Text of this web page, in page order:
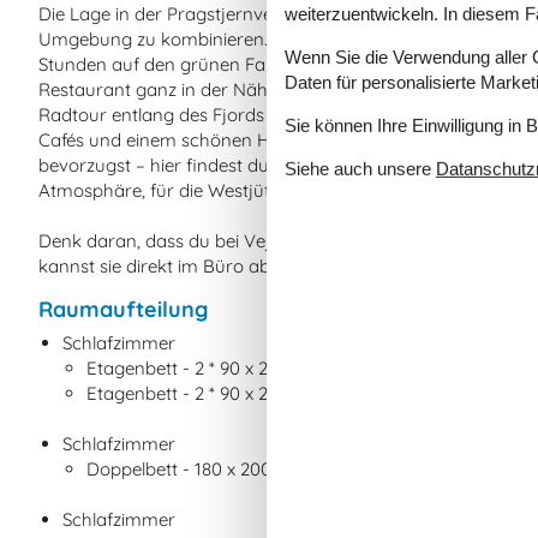
Die Lage in der Pragstjernvej 18 bietet dir zahlreiche
Umgebung zu kombinieren. Nur wenige Minuten entfernt
Stunden auf den grünen Fairways verbringen kannst, und
Restaurant ganz in der Nähe. Wenn du die Umgebung
Radtour entlang des Fjords oder ein Ausflug in die Stadt
Cafés und einem schönen Hafenambiente lockt. Egal ob
bevorzugst – hier findest du alles direkt vor deiner Haustür,
Atmosphäre, für die Westjütland bekannt ist.
Denk daran, dass du bei Vejlby Klit jederzeit Bollerwagen,
kannst sie direkt im Büro abholen und nach deinem Urlaub
Raumaufteilung
Schlafzimmer
Etagenbett - 2 * 90 x 200 cm
Etagenbett - 2 * 90 x 200 cm
Schlafzimmer
Doppelbett - 180 x 200 cm
Schlafzimmer
weiterzuentwickeln. In diesem
Wenn Sie die Verwendung
Daten für personalisierte
Sie können Ihre Einwilligung in
Siehe auch unsere